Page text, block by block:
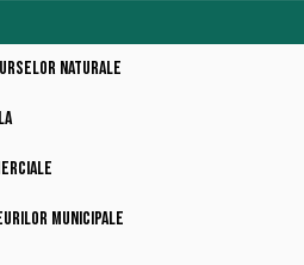
naturale
municipale